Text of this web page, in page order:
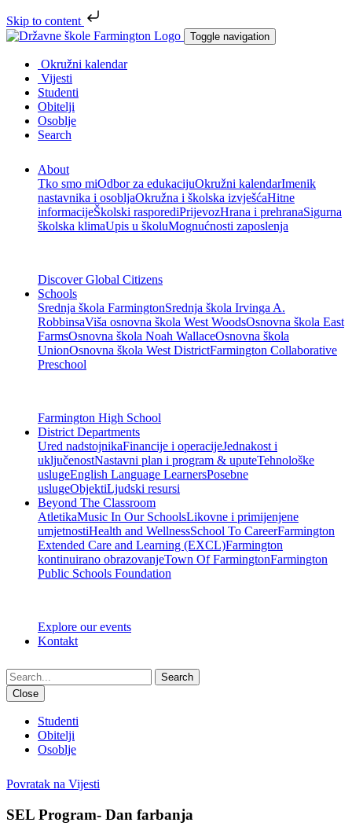
Skip to content
Toggle navigation
Okružni kalendar
Vijesti
Studenti
Obitelji
Osoblje
Search
About
Tko smo miOdbor za edukacijuOkružni kalendarImenik
nastavnika i osobljaOkružna i školska izvješćaHitne
informacijeŠkolski rasporediPrijevozHrana i prehranaSigurna
školska klimaUpis u školuMognućnosti zaposlenja
Discover Global Citizens
Schools
Srednja škola FarmingtonSrednja škola Irvinga A.
RobbinsaViša osnovna škola West WoodsOsnovna škola East
FarmsOsnovna škola Noah WallaceOsnovna škola
UnionOsnovna škola West DistrictFarmington Collaborative
Preschool
Farmington High School
District Departments
Ured nadstojnikaFinancije i operacijeJednakost i
uključenostNastavni plan i program & uputeTehnološke
uslugeEnglish Language LearnersPosebne
uslugeObjektiLjudski resursi
Beyond The Classroom
AtletikaMusic In Our SchoolsLikovne i primijenjene
umjetnostiHealth and WellnessSchool To CareerFarmington
Extended Care and Learning (EXCL)Farmington
kontinuirano obrazovanjeTown Of FarmingtonFarmington
Public Schools Foundation
Explore our events
Kontakt
Search
Close
Studenti
Obitelji
Osoblje
Povratak na Vijesti
SEL Program- Dan farbanja